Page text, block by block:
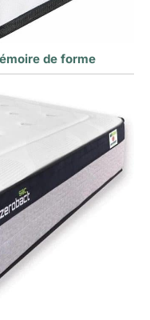
optimale.
de forme